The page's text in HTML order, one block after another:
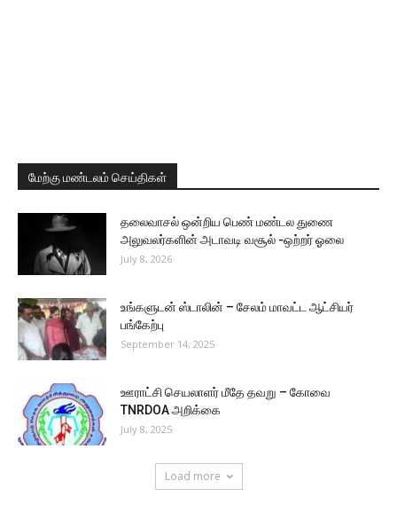
மேற்கு மண்டலம் செய்திகள்
தலைவாசல் ஒன்றிய பெண் மண்டல துணை
அலுவலர்களின் அடாவடி வசூல் -ஒற்றர் ஓலை
July 8, 2026
உங்களுடன் ஸ்டாலின் – சேலம் மாவட்ட ஆட்சியர்
பங்கேற்பு
September 14, 2025
ஊராட்சி செயலாளர் மீதே தவறு – கோவை
TNRDOA அறிக்கை
July 8, 2025
Load more